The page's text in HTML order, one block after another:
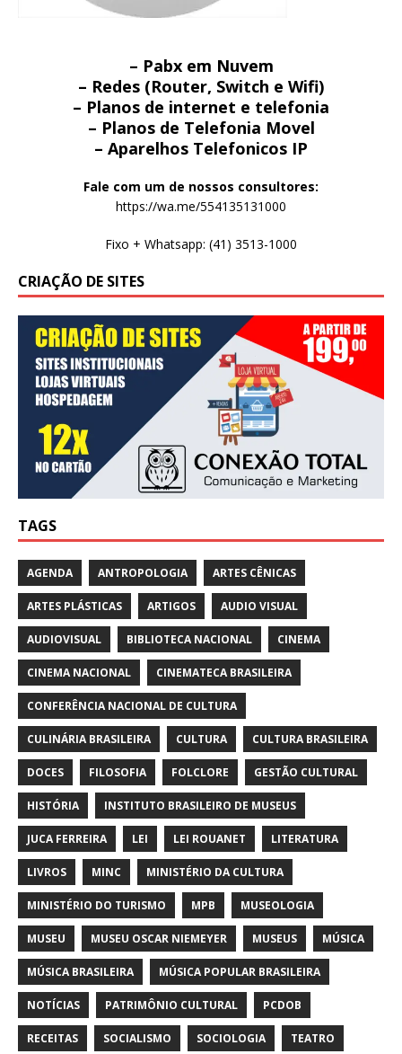
– Pabx em Nuvem
– Redes (Router, Switch e Wifi)
– Planos de internet e telefonia
– Planos de Telefonia Movel
– Aparelhos Telefonicos IP
Fale com um de nossos consultores:
https://wa.me/554135131000
Fixo + Whatsapp: (41) 3513-1000
CRIAÇÃO DE SITES
TAGS
AGENDA ANTROPOLOGIA ARTES CÊNICAS
ARTES PLÁSTICAS ARTIGOS AUDIO VISUAL
AUDIOVISUAL BIBLIOTECA NACIONAL CINEMA
CINEMA NACIONAL CINEMATECA BRASILEIRA
CONFERÊNCIA NACIONAL DE CULTURA
CULINÁRIA BRASILEIRA CULTURA CULTURA BRASILEIRA
DOCES FILOSOFIA FOLCLORE GESTÃO CULTURAL
HISTÓRIA INSTITUTO BRASILEIRO DE MUSEUS
JUCA FERREIRA LEI LEI ROUANET LITERATURA
LIVROS MINC MINISTÉRIO DA CULTURA
MINISTÉRIO DO TURISMO MPB MUSEOLOGIA
MUSEU MUSEU OSCAR NIEMEYER MUSEUS MÚSICA
MÚSICA BRASILEIRA MÚSICA POPULAR BRASILEIRA
NOTÍCIAS PATRIMÔNIO CULTURAL PCDOB
RECEITAS SOCIALISMO SOCIOLOGIA TEATRO